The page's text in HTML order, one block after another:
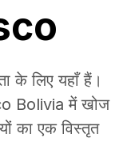
के लिए यहाँ हैं।
Bolivia में खोज
का एक विस्तृत